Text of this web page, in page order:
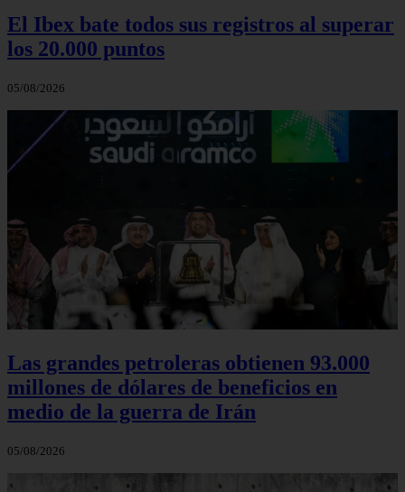
El Ibex bate todos sus registros al superar
los 20.000 puntos
05/08/2026
Las grandes petroleras obtienen 93.000
millones de dólares de beneficios en
medio de la guerra de Irán
05/08/2026